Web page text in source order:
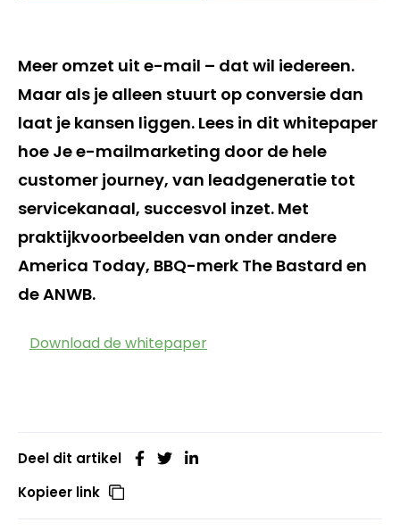
Meer omzet uit e-mail – dat wil iedereen.
Maar als je alleen stuurt op conversie dan
laat je kansen liggen. Lees in dit whitepaper
hoe Je e-mailmarketing door de hele
customer journey, van leadgeneratie tot
servicekanaal, succesvol inzet. Met
praktijkvoorbeelden van onder andere
America Today, BBQ-merk The Bastard en
de ANWB.
Download de whitepaper
Deel dit artikel
Kopieer link